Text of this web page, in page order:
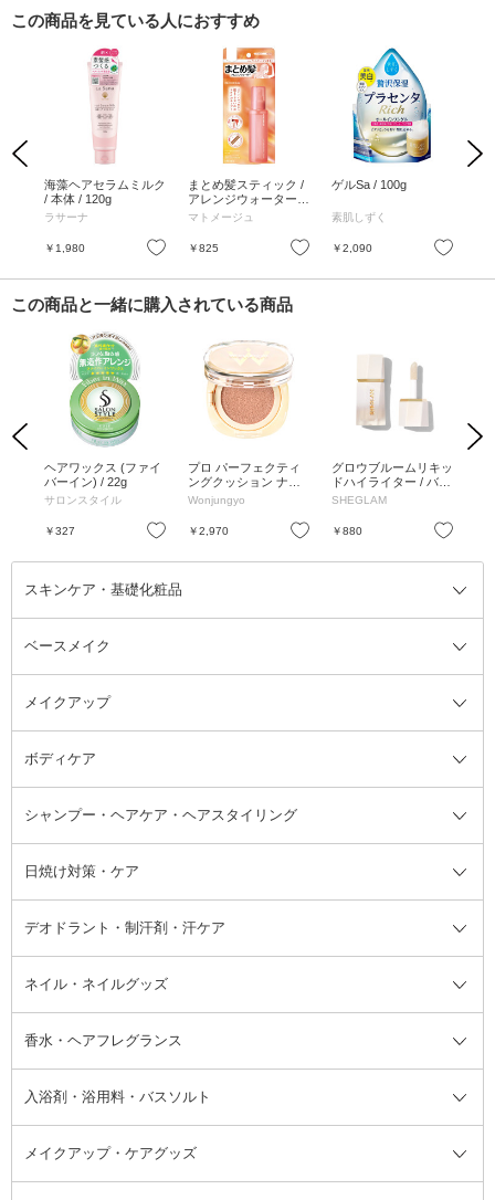
この商品を見ている人におすすめ
Previous
お気に入り
海藻ヘアセラムミルク
/ 本体 / 120g
ラサーナ
￥1,980 お気に入り
まとめ髪スティック /
アレンジウォーター /
100ml
マトメージュ
￥825 お気に入り
ゲルSa / 100g
素肌しずく
￥2,090
Next
この商品と一緒に購入されている商品
Previous
お気に入り
ヘアワックス (ファイ
バーイン) / 22g
サロンスタイル
￥327 お気に入り
プロ パーフェクティ
ングクッション ナチ
ュラル / 01 19P ペー
ルピンク / 16g
Wonjungyo
￥2,970 お気に入り
グロウブルームリキッ
ドハイライター / バニ
ラフロスト / 5.2mL
SHEGLAM
￥880
Next
スキンケア・基礎化粧品
スキンケア・基礎化粧品全て
洗顔料
美容液
オールインワン化粧品 フェイスクリーム
フェイスオイル・バーム
ブースター・導入液
洗い流すパック・マスク
リップクリーム・リップケア
顔用マッサージ料
ベースメイク
ベースメイク全て
BBクリーム
コンシーラー ファンデーション
フェイスパウダー
メイクアップ
メイクアップ全て
まつげ美容液 つけまつげ
アイシャドウ
アイブロウ・眉マスカラ
チーク
ハイライト・シェーディング
ボディケア
ボディケア全て
ボディソープ・ハンドソープ・石
けん
ボディケア
レッグ・フットケア
バストケア
ネイルケア
脱毛・除毛ケア
シャンプー・ヘアケア・ヘアスタイリング
シャンプー・ヘアケア・ヘアスタ
イリング全て
洗い流さないトリートメント
ヘアスタイリング剤
頭皮ケア・育毛剤
その他シャンプー・ヘアケア・ヘ
アスタイリング
日焼け対策・ケア
日焼け対策・ケア全て
サンオイル・タンニング
その他日焼け対策・UVケア
デオドラント・制汗剤・汗ケア
デオドラント・制汗剤・汗ケア全
て
フット用デオドラント・制汗剤・
汗ケア
ネイル・ネイルグッズ
ネイル・ネイルグッズ全て
ジェルネイル
リムーバー・除光液
香水・ヘアフレグランス
香水・ヘアフレグランス全て
フレグランスミスト
入浴剤・浴用料・バスソルト
入浴剤・浴用料・バスソルト全て
メイクアップ・ケアグッズ